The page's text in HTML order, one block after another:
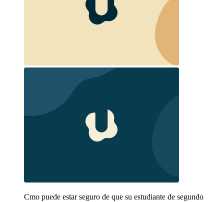
Cmo puede estar seguro de que su estudiante de segundo